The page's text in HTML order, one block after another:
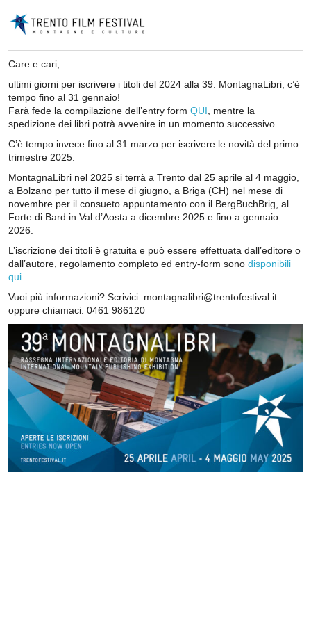
Care e cari,
ultimi giorni per iscrivere i titoli del 2024 alla 39. MontagnaLibri, c’è
tempo fino al 31 gennaio!
Farà fede la compilazione dell’entry form QUI , mentre la
spedizione dei libri potrà avvenire in un momento successivo.
C’è tempo invece fino al 31 marzo per iscrivere le novità del primo
trimestre 2025.
MontagnaLibri nel 2025 si terrà a Trento dal 25 aprile al 4 maggio,
a Bolzano per tutto il mese di giugno, a Briga (CH) nel mese di
novembre per il consueto appuntamento con il BergBuchBrig, al
Forte di Bard in Val d’Aosta a dicembre 2025 e fino a gennaio
2026.
L’iscrizione dei titoli è gratuita e può essere effettuata dall’editore o
dall’autore, regolamento completo ed entry-form sono disponibili
qui.
Vuoi più informazioni? Scrivici: montagnalibri@trentofestival.it –
oppure chiamaci: 0461 986120